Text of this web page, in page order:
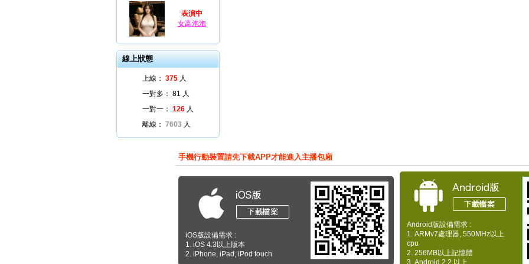
表演中
女高泡泡
線上狀態
上線： 375 人
一對多： 81 人
一對一： 126 人
離線： 7603 人
手機行動裝置請先下載APP才能進入主播包廂
iOS版設備需求 :
1. iOS 4.3以上版本
2. iPhone, iPad, iPod touch
Android版設備需求 :
1. ARMv7處理器, 550MHz以上
cpu
2. 256MB以上記憶體
3. Android 2.2 以上